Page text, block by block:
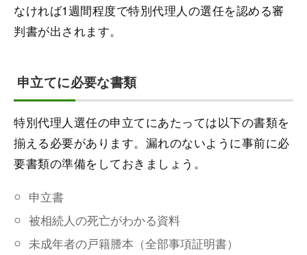
なければ1週間程度で特別代理人の選任を認める審
判書が出されます。
申立てに必要な書類
特別代理人選任の申立てにあたっては以下の書類を
揃える必要があります。漏れのないように事前に必
要書類の準備をしておきましょう。
申立書
被相続人の死亡がわかる資料
未成年者の戸籍謄本（全部事項証明書）